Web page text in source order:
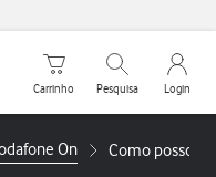
Carrinho de compras
Carrinho
Pesquisar
Pesquisa
My
Login
On Como posso